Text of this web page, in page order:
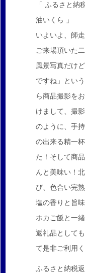
「 ふるさと納
油いくら 」
いよいよ、師
ご来場頂いた
風景写真だけ
ですね」とい
ら商品撮影を
けまして、撮
のように、手
の出来る精一
た！そして商
んと美味い！
び、色合い完
塩の香りと旨
ホカご飯と一
返礼品として
て是非ご利用
ふるさと納税